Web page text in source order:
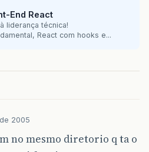
End React
liderança técnica!
React com hooks e...
2005
no mesmo diretorio q ta o